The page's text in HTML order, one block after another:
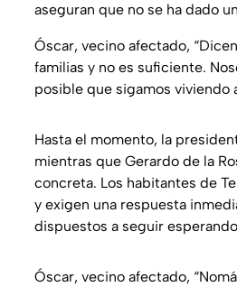
aseguran que no se ha dado
Óscar, vecino afectado,
familias y no es suficiente.
posible que sigamos viviendo
Hasta el momento, la
mientras que Gerardo de la
concreta. Los habitantes de
y exigen una respuesta
dispuestos a seguir
Óscar, vecino afectado,